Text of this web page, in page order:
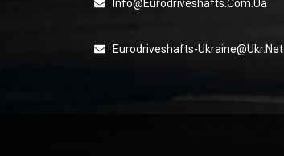
Info@eurodriveshafts.com.ua
Eurodriveshafts-Ukraine@ukr.net